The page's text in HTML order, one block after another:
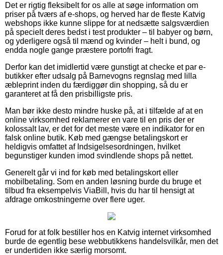
Det er rigtig fleksibelt for os alle at søge information om
priser på tværs af e-shops, og herved har de fleste Katvig
webshops ikke kunne slippe for at nedsætte salgsværdien
på specielt deres bedst i test produkter – til babyer og børn,
og yderligere også til mænd og kvinder – helt i bund, og
endda nogle gange præstere portofri fragt.
Derfor kan det imidlertid være gunstigt at checke et par e-
butikker efter udsalg på Barnevogns regnslag med lilla
æbleprint inden du færdiggør din shopping, så du er
garanteret at få den prisbilligste pris.
Man bør ikke desto mindre huske på, at i tilfælde af at en
online virksomhed reklamerer en vare til en pris der er
kolossalt lav, er det for det meste være en indikator for en
falsk online butik. Køb med gængse betalingskort er
heldigvis omfattet af Indsigelsesordningen, hvilket
begunstiger kunden imod svindlende shops på nettet.
Generelt går vi ind for køb med betalingskort eller
mobilbetaling. Som en anden løsning burde du bruge et
tilbud fra eksempelvis ViaBill, hvis du har til hensigt at
afdrage omkostningerne over flere uger.
Forud for at folk bestiller hos en Katvig internet virksomhed
burde de egentlig bese webbutikkens handelsvilkår, men det
er undertiden ikke særlig morsomt.